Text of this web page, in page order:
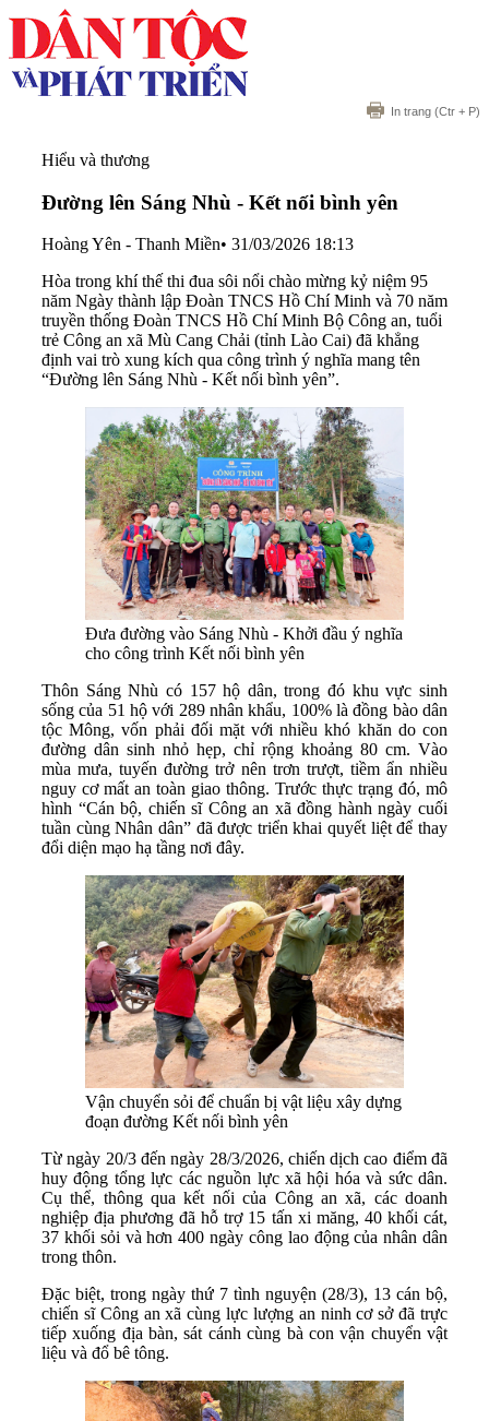
In trang (Ctr + P)
Hiểu và thương
Đường lên Sáng Nhù - Kết nối bình yên
Hoàng Yên - Thanh Miền• 31/03/2026 18:13
Hòa trong khí thế thi đua sôi nổi chào mừng kỷ niệm 95
năm Ngày thành lập Đoàn TNCS Hồ Chí Minh và 70 năm
truyền thống Đoàn TNCS Hồ Chí Minh Bộ Công an, tuổi
trẻ Công an xã Mù Cang Chải (tỉnh Lào Cai) đã khẳng
định vai trò xung kích qua công trình ý nghĩa mang tên
“Đường lên Sáng Nhù - Kết nối bình yên”.
Đưa đường vào Sáng Nhù - Khởi đầu ý nghĩa
cho công trình Kết nối bình yên
Thôn Sáng Nhù có 157 hộ dân, trong đó khu vực sinh
sống của 51 hộ với 289 nhân khẩu, 100% là đồng bào dân
tộc Mông, vốn phải đối mặt với nhiều khó khăn do con
đường dân sinh nhỏ hẹp, chỉ rộng khoảng 80 cm. Vào
mùa mưa, tuyến đường trở nên trơn trượt, tiềm ẩn nhiều
nguy cơ mất an toàn giao thông. Trước thực trạng đó, mô
hình “Cán bộ, chiến sĩ Công an xã đồng hành ngày cuối
tuần cùng Nhân dân” đã được triển khai quyết liệt để thay
đổi diện mạo hạ tầng nơi đây.
Vận chuyển sỏi để chuẩn bị vật liệu xây dựng
đoạn đường Kết nối bình yên
Từ ngày 20/3 đến ngày 28/3/2026, chiến dịch cao điểm đã
huy động tổng lực các nguồn lực xã hội hóa và sức dân.
Cụ thể, thông qua kết nối của Công an xã, các doanh
nghiệp địa phương đã hỗ trợ 15 tấn xi măng, 40 khối cát,
37 khối sỏi và hơn 400 ngày công lao động của nhân dân
trong thôn.
Đặc biệt, trong ngày thứ 7 tình nguyện (28/3), 13 cán bộ,
chiến sĩ Công an xã cùng lực lượng an ninh cơ sở đã trực
tiếp xuống địa bàn, sát cánh cùng bà con vận chuyển vật
liệu và đổ bê tông.